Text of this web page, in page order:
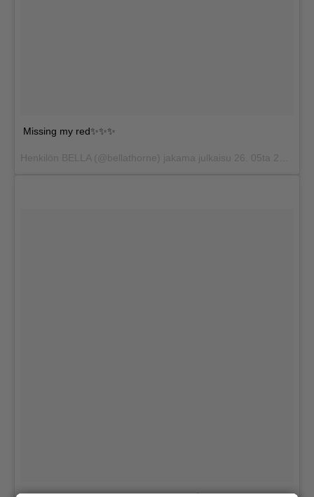
Missing my red✨✨✨
Henkilön BELLA (@bellathorne) jakama julkaisu 26. 05ta 2017 klo 1.43 PDT